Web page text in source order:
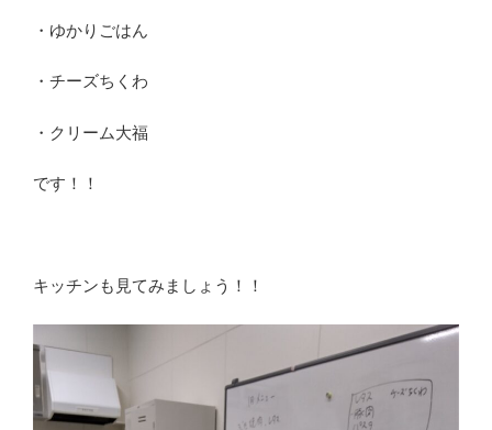
・ゆかりごはん
・チーズちくわ
・クリーム大福
です！！
キッチンも見てみましょう！！